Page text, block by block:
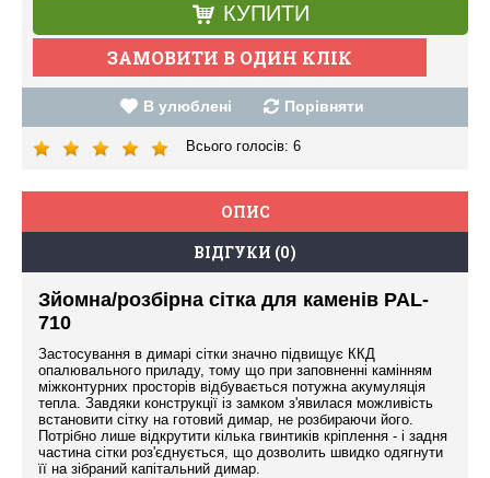
КУПИТИ
В улюблені Порівняти
Всього голосів: 6
ОПИС
ВІДГУКИ (0)
Зйомна/розбірна сітка для каменів PAL-
710
Застосування в димарі сітки значно підвищує ККД
опалювального приладу, тому що при заповненні камінням
міжконтурних просторів відбувається потужна акумуляція
тепла. Завдяки конструкції із замком з'явилася можливість
встановити сітку на готовий димар, не розбираючи його.
Потрібно лише відкрутити кілька гвинтиків кріплення - і задня
частина сітки роз'єднується, що дозволить швидко одягнути
її на зібраний капітальний димар.